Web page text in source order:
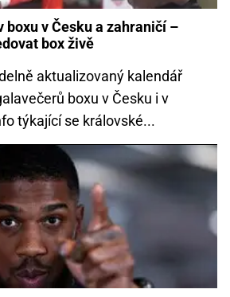
boxu v Česku a zahraničí –
box živě
aktualizovaný kalendář
boxu v Česku i v
týkající se královské...